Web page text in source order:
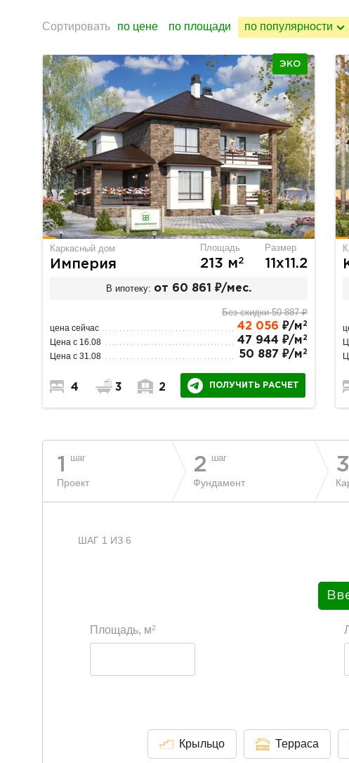
Сортировать по цене по площади по популярности
ЭКО
Каркасный дом
Империя
Площадь
213 м2
Размер
11х11.2
В ипотеку: от 60 861 ₽/мес.
Без скидки 50 887 ₽
цена сейчас 42 056 ₽/м 2
Цена с 16.08 47 944 ₽/м 2
Цена с 31.08 50 887 ₽/м 2
4 3 2 ПОЛУЧИТЬ РАСЧЕТ
1 шаг
Проект
2 шаг
Фундамент
3
ШАГ 1 ИЗ 6
Площадь, м2
Крыльцо Терраса